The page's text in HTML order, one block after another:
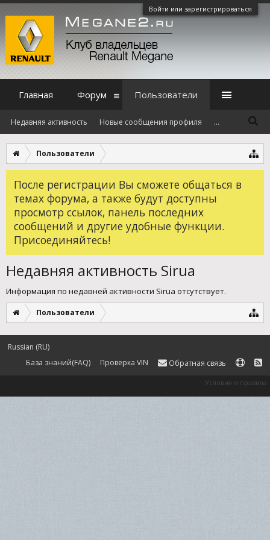
Войти или зарегистрироваться
Пользователи
После регистрации Вы сможете общаться в
темах форума, а также будут доступны
просмотр ссылок, панель последних
сообщений и другие удобные функции.
Присоединяйтесь!
Недавняя активность Sirua
Информация по недавней активности Sirua отсутствует.
Пользователи
Главная Форум Пользователи
Недавняя активность Новые сообщения профиля ...
Russian (RU)
База знаний(FAQ)
Проверка VIN Обратная связь
Условия и правила